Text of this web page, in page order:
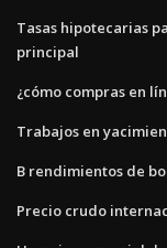
Tasas hipotecarias
principal
¿cómo compras en
Trabajos en
B rendimientos de
Precio crudo